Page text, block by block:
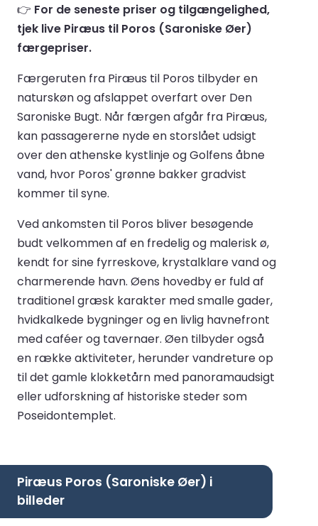
👉 For de seneste priser og tilgængelighed,
tjek live Piræus til Poros (Saroniske Øer)
færgepriser.
Færgeruten fra Piræus til Poros tilbyder en
naturskøn og afslappet overfart over Den
Saroniske Bugt. Når færgen afgår fra Piræus,
kan passagererne nyde en storslået udsigt
over den athenske kystlinje og Golfens åbne
vand, hvor Poros' grønne bakker gradvist
kommer til syne.
Ved ankomsten til Poros bliver besøgende
budt velkommen af en fredelig og malerisk ø,
kendt for sine fyrreskove, krystalklare vand og
charmerende havn. Øens hovedby er fuld af
traditionel græsk karakter med smalle gader,
hvidkalkede bygninger og en livlig havnefront
med caféer og tavernaer. Øen tilbyder også
en række aktiviteter, herunder vandreture op
til det gamle klokketårn med panoramaudsigt
eller udforskning af historiske steder som
Poseidontemplet.
Piræus Poros (Saroniske Øer) i
billeder